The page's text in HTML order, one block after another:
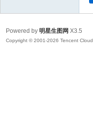
Powered by 明星生图网 X3.5
Copyright © 2001-2026 Tencent Cloud.